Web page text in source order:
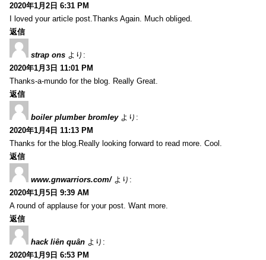
2020年1月2日 6:31 PM
I loved your article post.Thanks Again. Much obliged.
返信
strap ons より:
2020年1月3日 11:01 PM
Thanks-a-mundo for the blog. Really Great.
返信
boiler plumber bromley より:
2020年1月4日 11:13 PM
Thanks for the blog.Really looking forward to read more. Cool.
返信
www.gnwarriors.com/ より:
2020年1月5日 9:39 AM
A round of applause for your post. Want more.
返信
hack liên quân より:
2020年1月9日 6:53 PM